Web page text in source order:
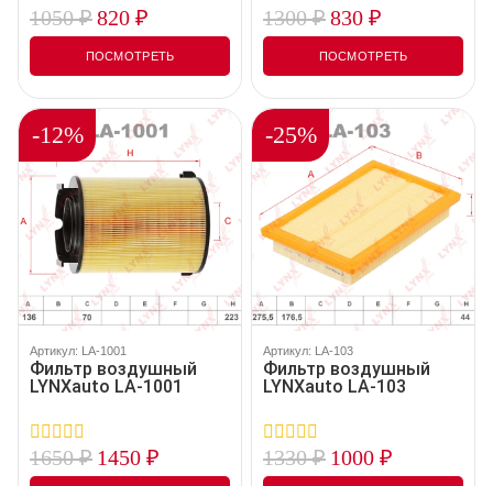
0
out
5
1050₽820 ₽
ПОСМОТРЕТЬ
0
out
5
1300₽830 ₽
ПОСМОТРЕТЬ
-12%
Артикул: LA-1001
Фильтр воздушный
LYNXauto LA-1001
0
out
1650₽ 1450 ₽
-25%
Артикул: LA-103
Фильтр воздушный
LYNXauto LA-103
0
out
1330₽ 1000 ₽